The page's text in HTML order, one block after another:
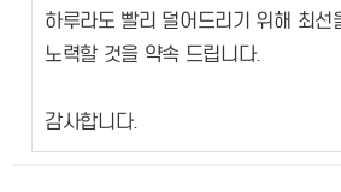
하루라도 빨리 덜어드리기 위해 최선
노력할 것을 약속 드립니다.
감사합니다.